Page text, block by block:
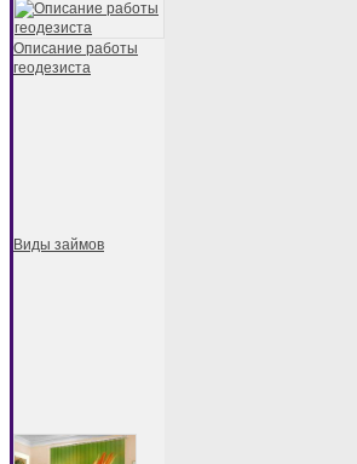
Описание работы
геодезиста
Виды займов